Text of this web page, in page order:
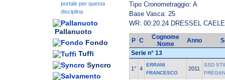
Pallanuoto
Fondo
Tuffi
Syncro
Tipo Cronometraggio: A
Base Vasca: 25
WR: 00:20.24 DRESSEL
P C
Cognome
Nome
Anno
Serie n° 13
1° 4
ERRANI
FRANCESCO
2011
SSD